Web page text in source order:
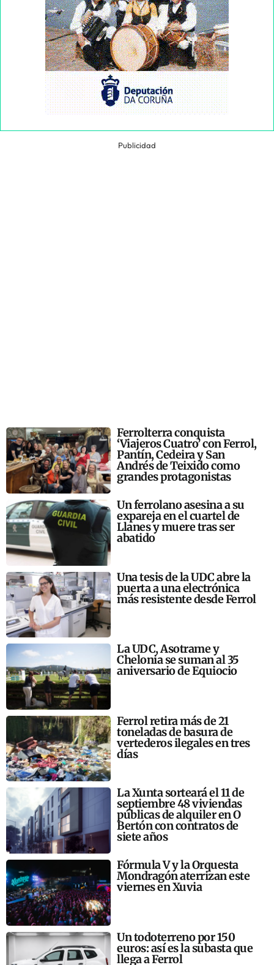
Publicidad
Ferrolterra conquista
‘Viajeros Cuatro’ con Ferrol,
Pantín, Cedeira y San
Andrés de Teixido como
grandes protagonistas
Un ferrolano asesina a su
expareja en el cuartel de
Llanes y muere tras ser
abatido
Una tesis de la UDC abre la
puerta a una electrónica
más resistente desde Ferrol
La UDC, Asotrame y
Chelonia se suman al 35
aniversario de Equiocio
Ferrol retira más de 21
toneladas de basura de
vertederos ilegales en tres
días
La Xunta sorteará el 11 de
septiembre 48 viviendas
públicas de alquiler en O
Bertón con contratos de
siete años
Fórmula V y la Orquesta
Mondragón aterrizan este
viernes en Xuvia
Un todoterreno por 150
euros: así es la subasta que
llega a Ferrol